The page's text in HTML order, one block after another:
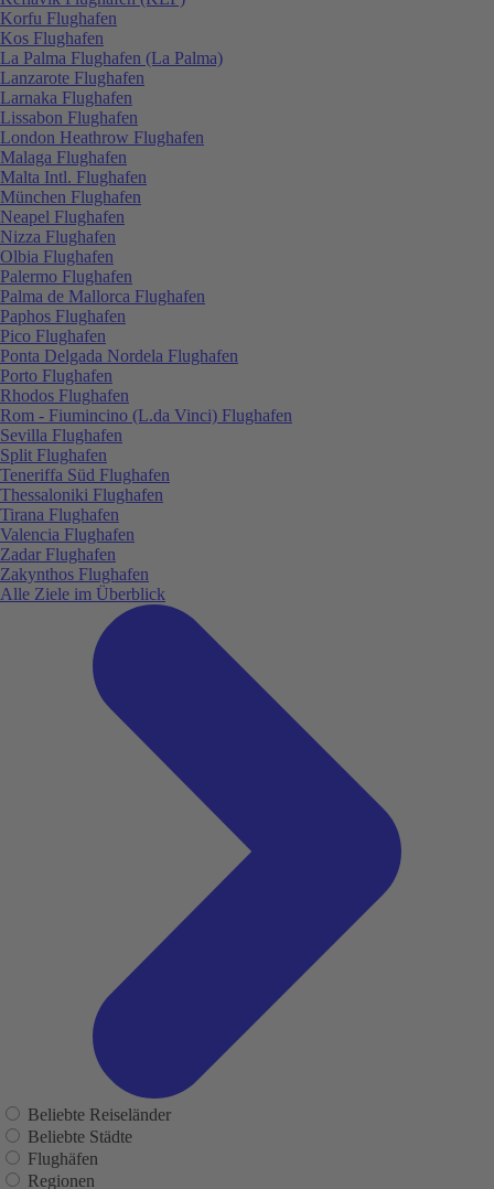
Korfu Flughafen
Kos Flughafen
La Palma Flughafen (La Palma)
Lanzarote Flughafen
Larnaka Flughafen
Lissabon Flughafen
London Heathrow Flughafen
Malaga Flughafen
Malta Intl. Flughafen
München Flughafen
Neapel Flughafen
Nizza Flughafen
Olbia Flughafen
Palermo Flughafen
Palma de Mallorca Flughafen
Paphos Flughafen
Pico Flughafen
Ponta Delgada Nordela Flughafen
Porto Flughafen
Rhodos Flughafen
Rom - Fiumincino (L.da Vinci) Flughafen
Sevilla Flughafen
Split Flughafen
Teneriffa Süd Flughafen
Thessaloniki Flughafen
Tirana Flughafen
Valencia Flughafen
Zadar Flughafen
Zakynthos Flughafen
Alle Ziele im Überblick
Beliebte Reiseländer
Beliebte Städte
Flughäfen
Regionen